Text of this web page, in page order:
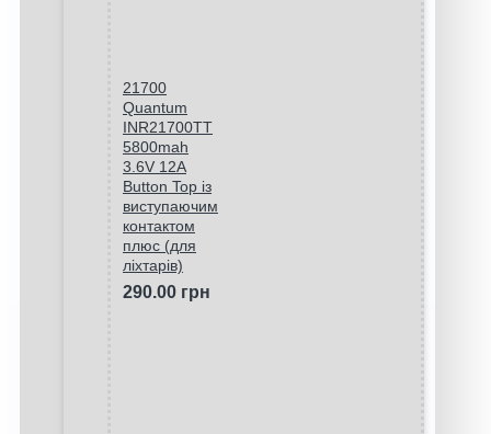
21700
Quantum
INR21700TT
5800mah
3.6V 12A
Button Top із
виступаючим
контактом
плюс (для
ліхтарів)
290.00 грн